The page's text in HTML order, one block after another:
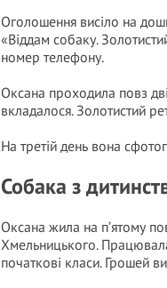
Оголошення висіло на
«Віддам собаку.
номер телефону.
Оксана проходила повз
вкладалося. Золотистий
На третій день вона
Собака з
Оксана жила на п’ятому
Хмельницького.
початкові класи. Грошей